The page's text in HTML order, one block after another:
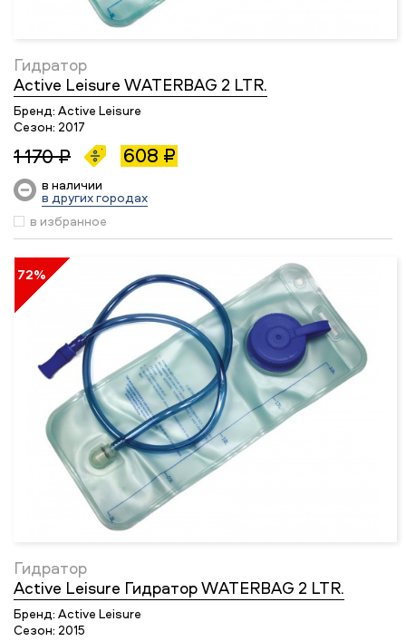
Гидратор
Active Leisure WATERBAG 2 LTR.
Бренд: Active Leisure
Сезон: 2017
1 170 ₽ 608 ₽
в наличии
в других городах
в избранное
72%
Гидратор
Active Leisure Гидратор WATERBAG 2 LTR.
Бренд: Active Leisure
Сезон: 2015